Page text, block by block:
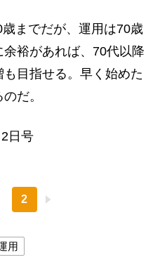
までだが、運用は70歳
裕があれば、70代以降
目指せる。早く始めた
だ。
日号
2
用